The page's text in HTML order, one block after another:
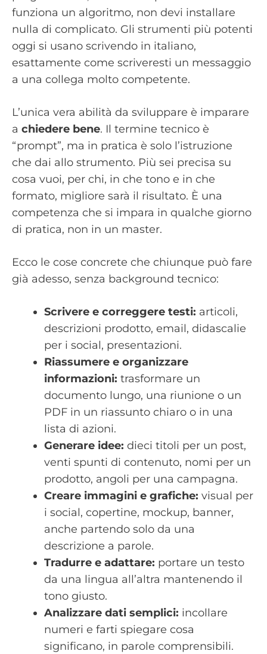
funziona un algoritmo, non devi installare
nulla di complicato. Gli strumenti più potenti
oggi si usano scrivendo in italiano,
esattamente come scriveresti un messaggio
a una collega molto competente.
L’unica vera abilità da sviluppare è imparare
a chiedere bene. Il termine tecnico è
“prompt”, ma in pratica è solo l’istruzione
che dai allo strumento. Più sei precisa su
cosa vuoi, per chi, in che tono e in che
formato, migliore sarà il risultato. È una
competenza che si impara in qualche giorno
di pratica, non in un master.
Ecco le cose concrete che chiunque può fare
già adesso, senza background tecnico:
Scrivere e correggere testi: articoli,
descrizioni prodotto, email, didascalie
per i social, presentazioni.
Riassumere e organizzare
informazioni: trasformare un
documento lungo, una riunione o un
PDF in un riassunto chiaro o in una
lista di azioni.
Generare idee: dieci titoli per un post,
venti spunti di contenuto, nomi per un
prodotto, angoli per una campagna.
Creare immagini e grafiche: visual per
i social, copertine, mockup, banner,
anche partendo solo da una
descrizione a parole.
Tradurre e adattare: portare un testo
da una lingua all’altra mantenendo il
tono giusto.
Analizzare dati semplici: incollare
numeri e farti spiegare cosa
significano, in parole comprensibili.